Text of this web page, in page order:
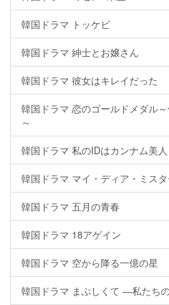
韓国ドラマ トッケビ
韓国ドラマ 紳士とお嬢さん
韓国ドラマ 彼女はキレイだった
韓国ドラマ 恋のゴールドメダル
～
韓国ドラマ 私のIDはカンナム美人
韓国ドラマ マイ・ディア・ミス
韓国ドラマ 五月の青春
韓国ドラマ 18アゲイン
韓国ドラマ 空から降る一億の星
韓国ドラマ まぶしくて ―私たち